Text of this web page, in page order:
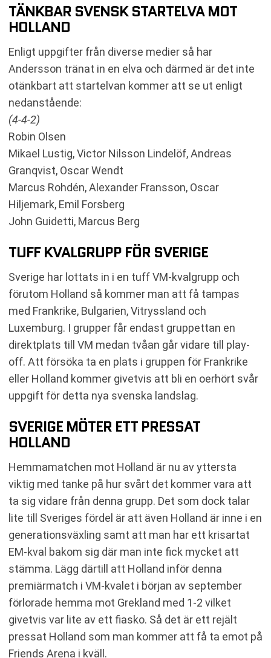
TÄNKBAR SVENSK STARTELVA MOT
HOLLAND
Enligt uppgifter från diverse medier så har
Andersson tränat in en elva och därmed är det inte
otänkbart att startelvan kommer att se ut enligt
nedanstående:
(4-4-2)
Robin Olsen
Mikael Lustig, Victor Nilsson Lindelöf, Andreas
Granqvist, Oscar Wendt
Marcus Rohdén, Alexander Fransson, Oscar
Hiljemark, Emil Forsberg
John Guidetti, Marcus Berg
TUFF KVALGRUPP FÖR SVERIGE
Sverige har lottats in i en tuff VM-kvalgrupp och
förutom Holland så kommer man att få tampas
med Frankrike, Bulgarien, Vitryssland och
Luxemburg. I grupper får endast gruppettan en
direktplats till VM medan tvåan går vidare till play-
off. Att försöka ta en plats i gruppen för Frankrike
eller Holland kommer givetvis att bli en oerhört svår
uppgift för detta nya svenska landslag.
SVERIGE MÖTER ETT PRESSAT
HOLLAND
Hemmamatchen mot Holland är nu av yttersta
viktig med tanke på hur svårt det kommer vara att
ta sig vidare från denna grupp. Det som dock talar
lite till Sveriges fördel är att även Holland är inne i en
generationsväxling samt att man har ett krisartat
EM-kval bakom sig där man inte fick mycket att
stämma. Lägg därtill att Holland inför denna
premiärmatch i VM-kvalet i början av september
förlorade hemma mot Grekland med 1-2 vilket
givetvis var lite av ett fiasko. Så det är ett rejält
pressat Holland som man kommer att få ta emot på
Friends Arena i kväll.